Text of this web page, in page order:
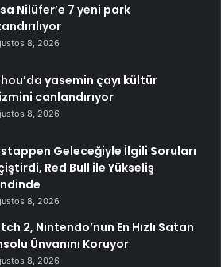
Nilüfer’e 7 yeni park
8, 2026
yasemin çayı kültür
canlandırıyor
8, 2026
Geleceğiyle İlgili Soruları
Red Bull ile Yükseliş
8, 2026
2, Nintendo’nun En Hızlı Satan
Ünvanını Koruyor
8, 2026